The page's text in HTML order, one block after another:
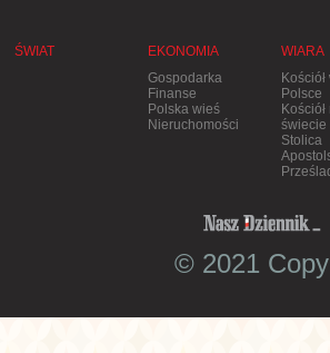
ŚWIAT
EKONOMIA
Gospodarka
Finanse
Polska wieś
Nieruchomości
WIARA
Kościół
Polsce
Kościół
świecie
Stolica
© 2021